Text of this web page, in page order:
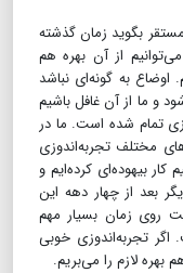
بگوید زمان گذشته
از آن بهره هم
‌اوضاع به گونه‌ای نباشد
و ما از آن غافل باشیم
تمام شده است. ما در
مختلف تجربه‌اندوزی
بیهوده‌ای کرده‌ایم و
بعد از چهار دهه این
روی زمان بسیار مهم
اگر تجربه‌اندوزی خوبی
بهره لازم را می‌بریم.